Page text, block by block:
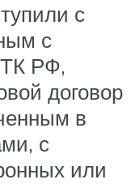
с
с
РФ,
договор
в
с
или